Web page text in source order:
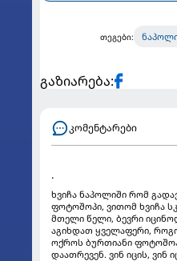
თეგები:
გაზიარება:
კომენტარები
.
ხვიჩა ნაპოლიში რომ
ფოტოშოპი, ვითომ ხვიჩა
მთელი წელი, ბევრი
აგიხდათ ყველაფერი,
ოქროს ბურთიანი
დაათრევენ. ვინ იცის, ვინ